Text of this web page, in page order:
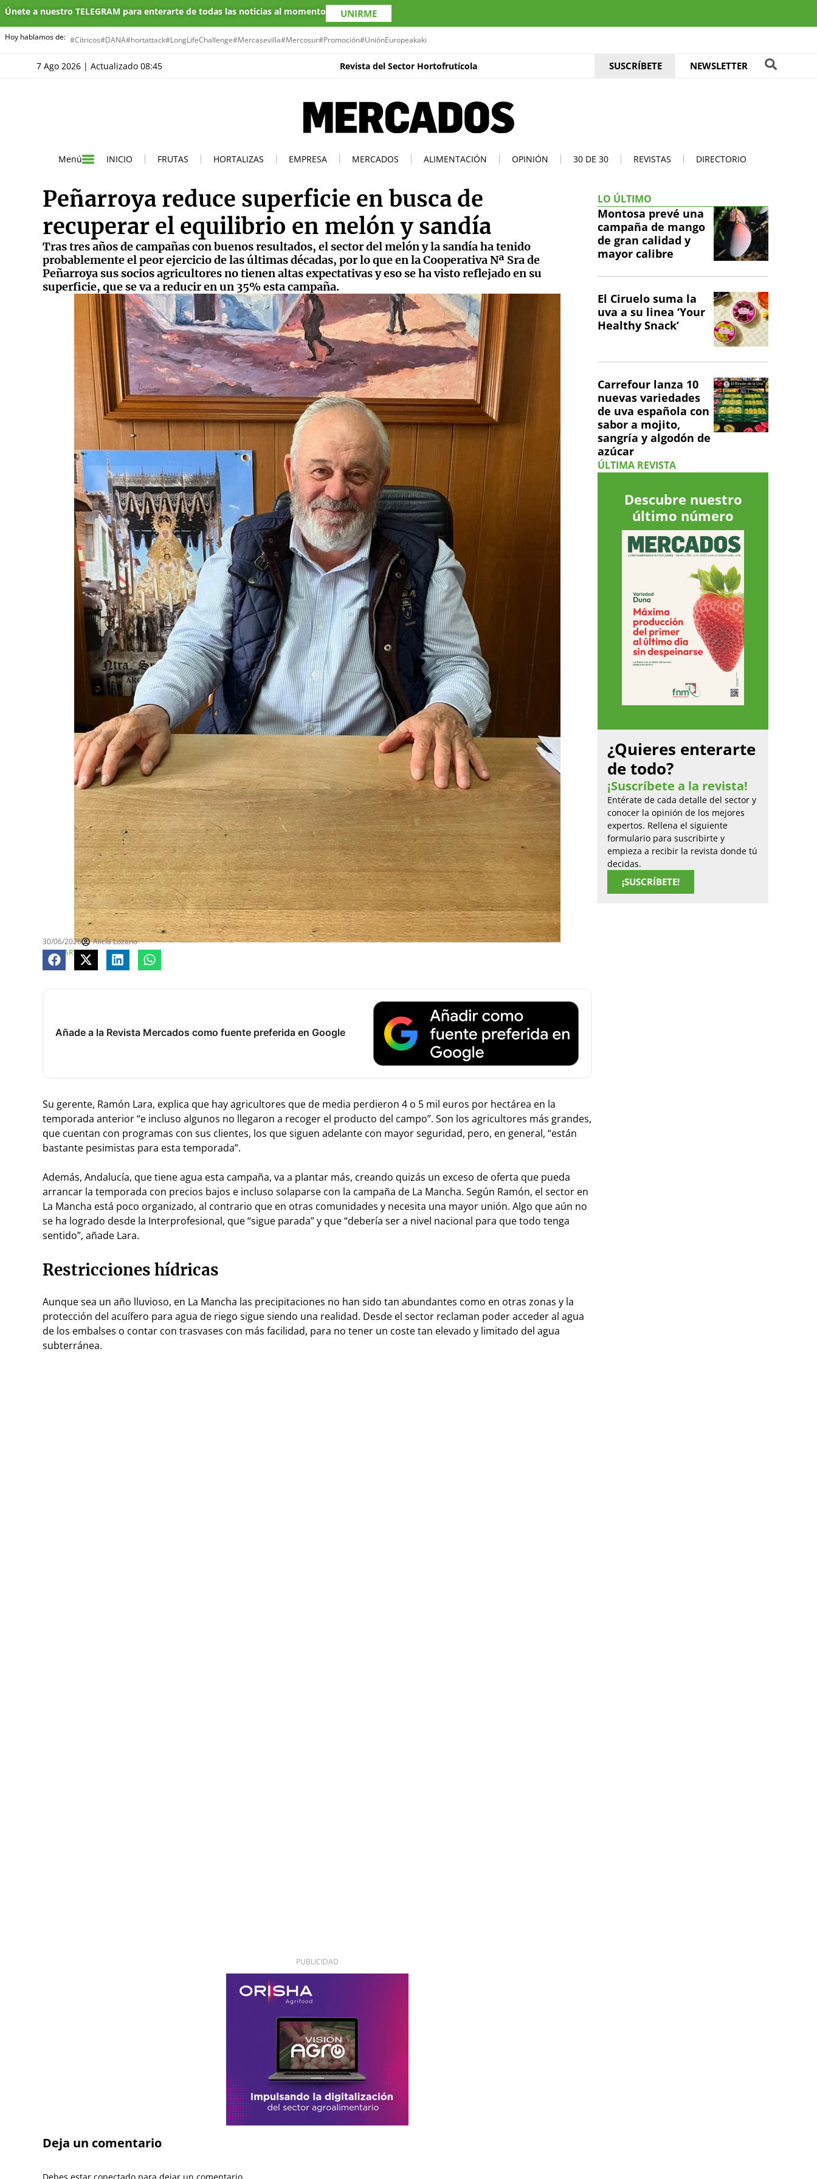
Únete a nuestro TELEGRAM para enterarte de todas las noticias al momento UNIRME
Hoy hablamos de: #Cítricos#DANA#hortattack#LongLifeChallenge#Mercasevilla#Mercosur#Promoción#UniónEuropeakaki
7 Ago 2026 | Actualizado 08:45 Revista del Sector Hortofrutícola SUSCRÍBETE NEWSLETTER
Menú INICIO FRUTAS HORTALIZAS EMPRESA MERCADOS ALIMENTACIÓN OPINIÓN 30 DE 30 REVISTAS DIRECTORIO
Peñarroya reduce superficie en busca de
recuperar el equilibrio en melón y sandía
Tras tres años de campañas con buenos resultados, el sector del melón y la sandía ha tenido
probablemente el peor ejercicio de las últimas décadas, por lo que en la Cooperativa Nª Sra de
Peñarroya sus socios agricultores no tienen altas expectativas y eso se ha visto reflejado en su
superficie, que se va a reducir en un 35% esta campaña.
30/06/2026
Alicia Lozano
COMPARTE
Añade a la Revista Mercados como fuente preferida en Google
Su gerente, Ramón Lara, explica que hay agricultores que de media perdieron 4 o 5 mil euros por hectárea en la
temporada anterior “e incluso algunos no llegaron a recoger el producto del campo”. Son los agricultores más grandes,
que cuentan con programas con sus clientes, los que siguen adelante con mayor seguridad, pero, en general, “están
bastante pesimistas para esta temporada”.
Además, Andalucía, que tiene agua esta campaña, va a plantar más, creando quizás un exceso de oferta que pueda
arrancar la temporada con precios bajos e incluso solaparse con la campaña de La Mancha. Según Ramón, el sector en
La Mancha está poco organizado, al contrario que en otras comunidades y necesita una mayor unión. Algo que aún no
se ha logrado desde la Interprofesional, que “sigue parada” y que “debería ser a nivel nacional para que todo tenga
sentido”, añade Lara.
Restricciones hídricas
Aunque sea un año lluvioso, en La Mancha las precipitaciones no han sido tan abundantes como en otras zonas y la
protección del acuífero para agua de riego sigue siendo una realidad. Desde el sector reclaman poder acceder al agua
de los embalses o contar con trasvases con más facilidad, para no tener un coste tan elevado y limitado del agua
subterránea.
PUBLICIDAD
Deja un comentario
Debes estar conectado para dejar un comentario.
LO ÚLTIMO
Montosa prevé una
campaña de mango
de gran calidad y
mayor calibre
El Ciruelo suma la
uva a su linea ‘Your
Healthy Snack’
Carrefour lanza 10
nuevas variedades
de uva española con
sabor a mojito,
sangría y algodón de
azúcar
ÚLTIMA REVISTA
Descubre nuestro
último número
¿Quieres enterarte
de todo?
¡Suscríbete a la revista!
Entérate de cada detalle del sector y
conocer la opinión de los mejores
expertos. Rellena el siguiente
formulario para suscribirte y
empieza a recibir la revista donde tú
decidas.
¡SUSCRÍBETE!